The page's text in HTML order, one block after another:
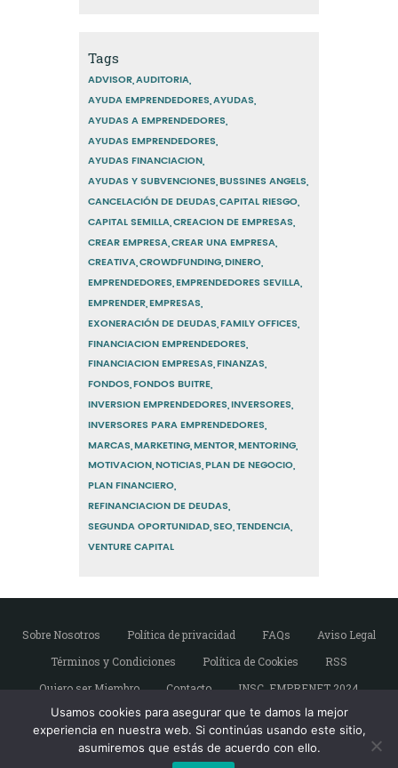
Tags
ADVISOR AUDITORIA
AYUDA EMPRENDEDORES AYUDAS
AYUDAS A EMPRENDEDORES
AYUDAS EMPRENDEDORES
AYUDAS FINANCIACION
AYUDAS Y SUBVENCIONES BUSSINES ANGELS
CANCELACIÓN DE DEUDAS CAPITAL RIESGO
CAPITAL SEMILLA CREACION DE EMPRESAS
CREAR EMPRESA CREAR UNA EMPRESA
CREATIVA CROWDFUNDING DINERO
EMPRENDEDORES EMPRENDEDORES SEVILLA
EMPRENDER EMPRESAS
EXONERACIÓN DE DEUDAS FAMILY OFFICES
FINANCIACION EMPRENDEDORES
FINANCIACION EMPRESAS FINANZAS
FONDOS FONDOS BUITRE
INVERSION EMPRENDEDORES INVERSORES
INVERSORES PARA EMPRENDEDORES
MARCAS MARKETING MENTOR MENTORING
MOTIVACION NOTICIAS PLAN DE NEGOCIO
PLAN FINANCIERO
REFINANCIACION DE DEUDAS
SEGUNDA OPORTUNIDAD SEO TENDENCIA
VENTURE CAPITAL
Sobre Nosotros Política de privacidad FAQs
Aviso Legal
Términos y Condiciones
Política de Cookies
RSS
Quiero ser Miembro
Contacto INSC. EMPRENET 2024
Copyright © Emprendedores de Sevilla. Todos
Usamos cookies para asegurar que te damos la mejor
experiencia en nuestra web. Si continúas usando este sitio,
asumiremos que estás de acuerdo con ello.